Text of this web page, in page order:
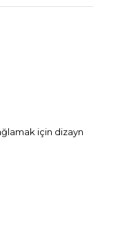
için dizayn